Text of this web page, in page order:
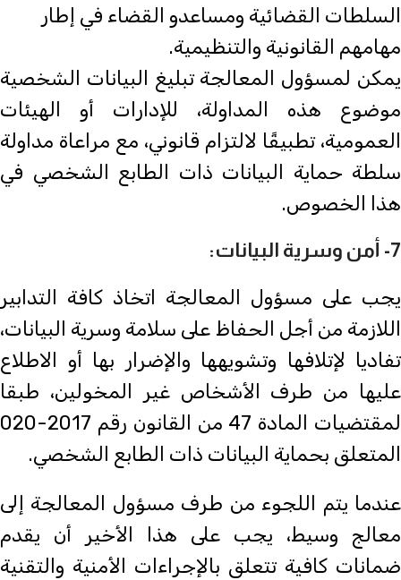
السلطات القضائية ومساعدو القضاء في إطار
مهامهم القانونية والتنظيمية.
يمكن لمسؤول المعالجة تبليغ البيانات الشخصية
موضوع هذه المداولة، للإدارات أو الهيئات
العمومية، تطبيقًا لالتزام قانوني، مع مراعاة مداولة
سلطة حماية البيانات ذات الطابع الشخصي في
هذا الخصوص.
7- أمن وسرية البيانات:
يجب على مسؤول المعالجة اتخاذ كافة التدابير
اللازمة من أجل الحفاظ على سلامة وسرية البيانات،
تفاديا لإتلافها وتشويهها والإضرار بها أو الاطلاع
عليها من طرف الأشخاص غير المخولين، طبقا
لمقتضيات المادة 47 من القانون رقم 2017-020
المتعلق بحماية البيانات ذات الطابع الشخصي.
عندما يتم اللجوء من طرف مسؤول المعالجة إلى
معالج وسيط، يجب على هذا الأخير أن يقدم
ضمانات كافية تتعلق بالإجراءات الأمنية والتقنية